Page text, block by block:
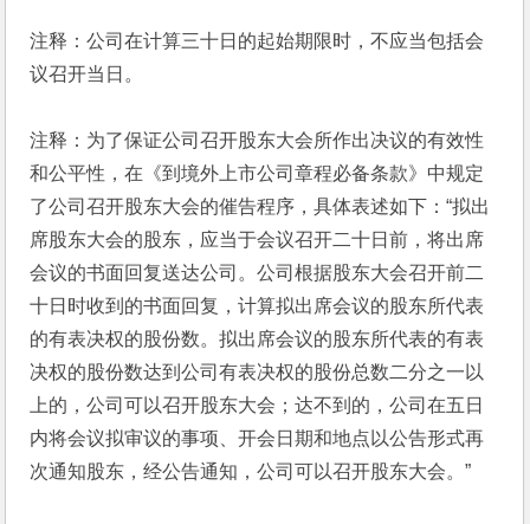
注释：公司在计算三十日的起始期限时，不应当包括会
议召开当日。
注释：为了保证公司召开股东大会所作出决议的有效性
和公平性，在《到境外上市公司章程必备条款》中规定
了公司召开股东大会的催告程序，具体表述如下：“拟出
席股东大会的股东，应当于会议召开二十日前，将出席
会议的书面回复送达公司。公司根据股东大会召开前二
十日时收到的书面回复，计算拟出席会议的股东所代表
的有表决权的股份数。拟出席会议的股东所代表的有表
决权的股份数达到公司有表决权的股份总数二分之一以
上的，公司可以召开股东大会；达不到的，公司在五日
内将会议拟审议的事项、开会日期和地点以公告形式再
次通知股东，经公告通知，公司可以召开股东大会。”